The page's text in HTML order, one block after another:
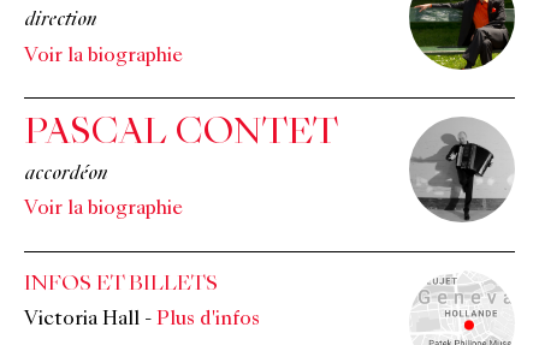
direction
Voir la biographie
PASCAL CONTET
accordéon
Voir la biographie
INFOS ET BILLETS
Victoria Hall - Plus d'infos